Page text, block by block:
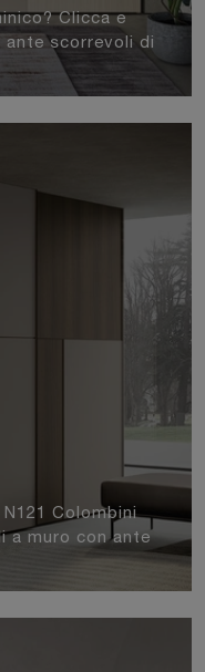
Clicca e
ante scorrevoli di
Colombini
a muro con ante